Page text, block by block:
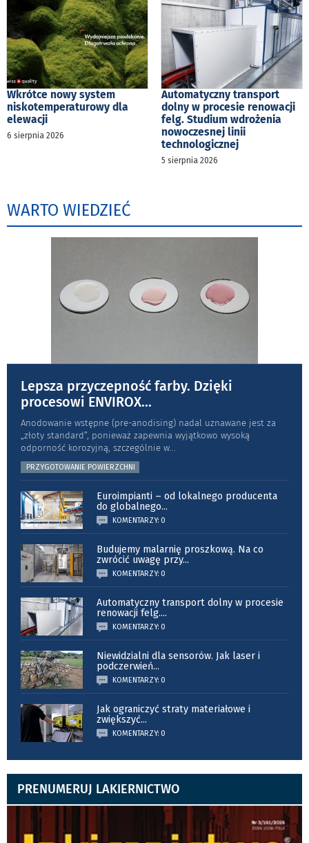
Wkrótce nowy system
niskotemperaturowy dla
elewacji
6 sierpnia 2026
Automatyczny transport
dolny w procesie renowacji
felg. Studium wdrożenia
nowoczesnej linii
technologicznej
5 sierpnia 2026
WARTO WIEDZIEĆ
Lepsza przyczepność farby. Dzięki
procesowi ENVIROX...
Anodowanie wstępne (pre-anodising) nadal uznawane jest za
„złoty standard”, ponieważ zapewnia wyjątkowo wysoką
odporność koro­zyjną, szczególnie w...
PRZYGOTOWANIE POWIERZCHNI
Euroimpianti – od lokalnego producenta
do globalnego...
KOMENTARZY: 0
Budujemy malarnię proszkową. Na co
zwrócić uwagę przy...
KOMENTARZY: 0
Automatyczny transport dolny w procesie
renowacji felg....
KOMENTARZY: 0
Niewidzialni dla sensorów. Jak laser i
podczerwień...
KOMENTARZY: 0
Jak ograniczyć straty materiałowe i
zwiększyć...
KOMENTARZY: 0
PRENUMERUJ LAKIERNICTWO